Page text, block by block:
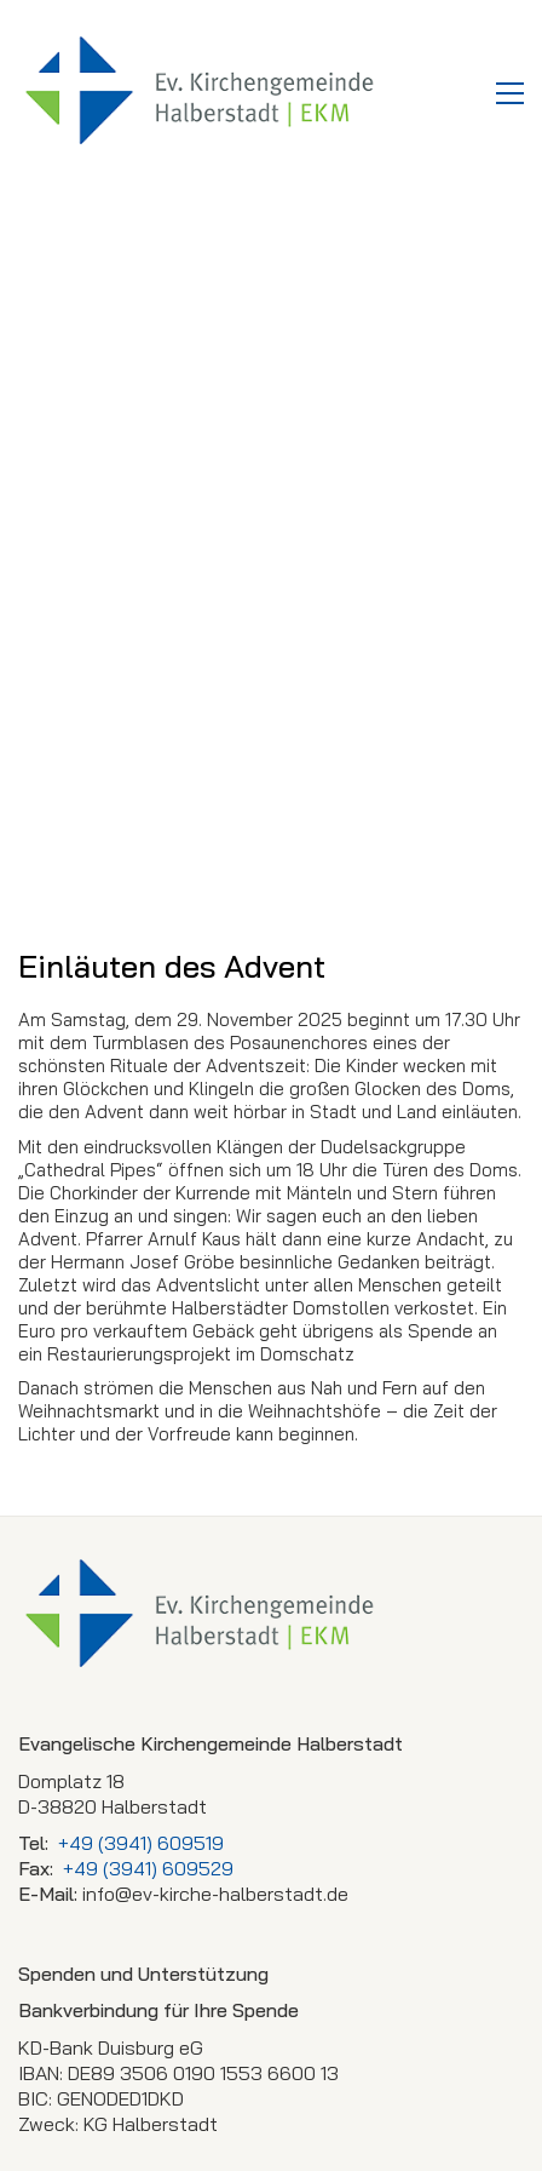
Einläuten des Advent
Am Samstag, dem 29. November 2025 beginnt um 17.30 Uhr
mit dem Turmblasen des Posaunenchores eines der
schönsten Rituale der Adventszeit: Die Kinder wecken mit
ihren Glöckchen und Klingeln die großen Glocken des Doms,
die den Advent dann weit hörbar in Stadt und Land einläuten.
Mit den eindrucksvollen Klängen der Dudelsackgruppe
„Cathedral Pipes“ öffnen sich um 18 Uhr die Türen des Doms.
Die Chorkinder der Kurrende mit Mänteln und Stern führen
den Einzug an und singen: Wir sagen euch an den lieben
Advent. Pfarrer Arnulf Kaus hält dann eine kurze Andacht, zu
der Hermann Josef Gröbe besinnliche Gedanken beiträgt.
Zuletzt wird das Adventslicht unter allen Menschen geteilt
und der berühmte Halberstädter Domstollen verkostet. Ein
Euro pro verkauftem Gebäck geht übrigens als Spende an
ein Restaurierungsprojekt im Domschatz
Danach strömen die Menschen aus Nah und Fern auf den
Weihnachtsmarkt und in die Weihnachtshöfe – die Zeit der
Lichter und der Vorfreude kann beginnen.
Evangelische Kirchengemeinde Halberstadt
Domplatz 18
D-38820 Halberstadt
Tel: +49 (3941) 609519
Fax: +49 (3941) 609529
E-Mail: info@ev-kirche-halberstadt.de
Spenden und Unterstützung
Bankverbindung für Ihre Spende
KD-Bank Duisburg eG
IBAN: DE89 3506 0190 1553 6600 13
BIC: GENODED1DKD
Zweck: KG Halberstadt